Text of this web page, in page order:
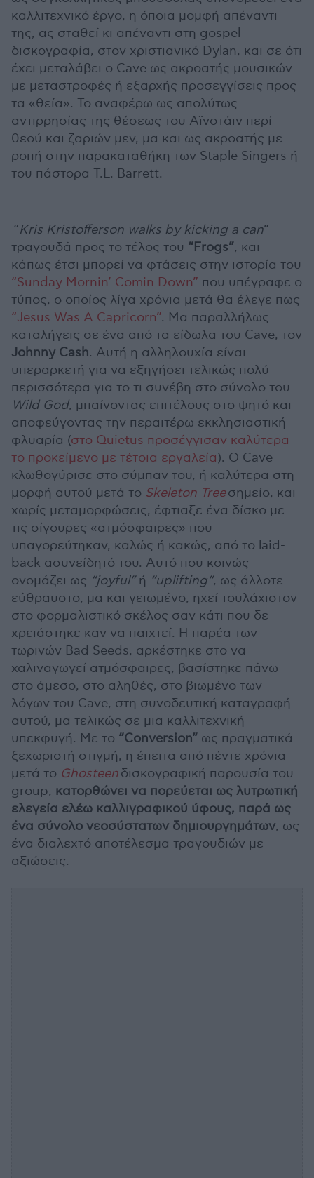
καλλιτεχνικό έργο, η όποια μομφή απέναντι
της, ας σταθεί κι απέναντι στη gospel
δισκογραφία, στον χριστιανικό Dylan, και σε ότι
έχει μεταλάβει ο Cave ως ακροατής μουσικών
με μεταστροφές ή εξαρχής προσεγγίσεις προς
τα «θεία». Το αναφέρω ως απολύτως
αντιρρησίας της θέσεως του Αϊνστάιν περί
θεού και ζαριών μεν, μα και ως ακροατής με
ροπή στην παρακαταθήκη των Staple Singers ή
του πάστορα T.L. Barrett.
“Kris Kristofferson walks by kicking a can”
τραγουδά προς το τέλος του “Frogs”, και
κάπως έτσι μπορεί να φτάσεις στην ιστορία του
“Sunday Mornin’ Comin Down” που υπέγραφε ο
τύπος, ο οποίος λίγα χρόνια μετά θα έλεγε πως
“Jesus Was A Capricorn”. Μα παραλλήλως
καταλήγεις σε ένα από τα είδωλα του Cave, τον
Johnny Cash. Αυτή η αλληλουχία είναι
υπεραρκετή για να εξηγήσει τελικώς πολύ
περισσότερα για το τι συνέβη στο σύνολο του
Wild God, μπαίνοντας επιτέλους στο ψητό και
αποφεύγοντας την περαιτέρω εκκλησιαστική
φλυαρία (στο Quietus προσέγγισαν καλύτερα
το προκείμενο με τέτοια εργαλεία). Ο Cave
κλωθογύρισε στο σύμπαν του, ή καλύτερα στη
μορφή αυτού μετά το Skeleton Treeσημείο, και
χωρίς μεταμορφώσεις, έφτιαξε ένα δίσκο με
τις σίγουρες «ατμόσφαιρες» που
υπαγορεύτηκαν, καλώς ή κακώς, από το laid-
back ασυνείδητό του. Αυτό που κοινώς
ονομάζει ως “joyful”ή “uplifting”, ως άλλοτε
εύθραυστο, μα και γειωμένο, ηχεί τουλάχιστον
στο φορμαλιστικό σκέλος σαν κάτι που δε
χρειάστηκε καν να παιχτεί. Η παρέα των
τωρινών Bad Seeds, αρκέστηκε στο να
χαλιναγωγεί ατμόσφαιρες, βασίστηκε πάνω
στο άμεσο, στο αληθές, στο βιωμένο των
λόγων του Cave, στη συνοδευτική καταγραφή
αυτού, μα τελικώς σε μια καλλιτεχνική
υπεκφυγή. Με το “Conversion” ως πραγματικά
ξεχωριστή στιγμή, η έπειτα από πέντε χρόνια
μετά το Ghosteenδισκογραφική παρουσία του
group, κατορθώνει να πορεύεται ως λυτρωτική
ελεγεία ελέω καλλιγραφικού ύφους, παρά ως
ένα σύνολο νεοσύστατων δημιουργημάτων, ως
ένα διαλεχτό αποτέλεσμα τραγουδιών με
αξιώσεις.